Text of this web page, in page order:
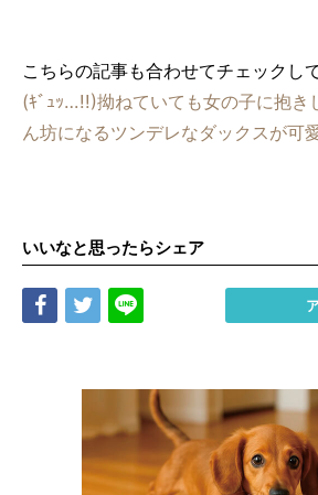
こちらの記事も合わせてチェックし
(ｷﾞｭｯ…!!)拗ねていても女の子に抱き
ん坊になるツンデレなダックスが可
いいなと思ったらシェア
Share Tweet